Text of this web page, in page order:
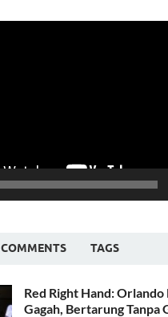
COMMENTS TAGS
Red Right Hand: Orlando
Gagah, Bertarung Tanpa